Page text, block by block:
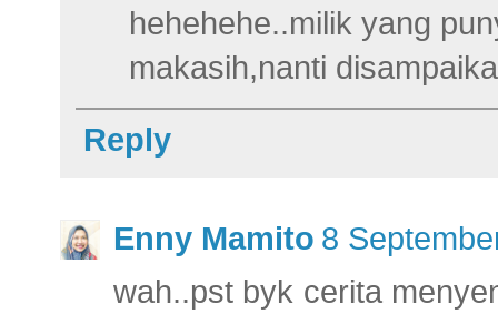
hehehehe..milik yang
makasih,nanti
Reply
Enny Mamito 8
wah..pst byk cerita